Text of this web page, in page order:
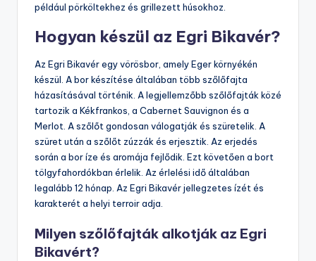
például pörköltekhez és grillezett húsokhoz.
Hogyan készül az Egri Bikavér?
Az Egri Bikavér egy vörösbor, amely Eger környékén
készül. A bor készítése általában több szőlőfajta
házasításával történik. A legjellemzőbb szőlőfajták közé
tartozik a Kékfrankos, a Cabernet Sauvignon és a
Merlot. A szőlőt gondosan válogatják és szüretelik. A
szüret után a szőlőt zúzzák és erjesztik. Az erjedés
során a bor íze és aromája fejlődik. Ezt követően a bort
tölgyfahordókban érlelik. Az érlelési idő általában
legalább 12 hónap. Az Egri Bikavér jellegzetes ízét és
karakterét a helyi terroir adja.
Milyen szőlőfajták alkotják az Egri
Bikavért?